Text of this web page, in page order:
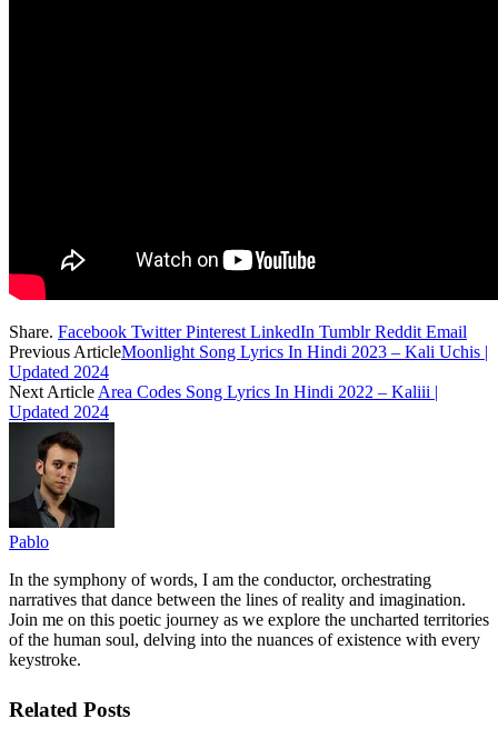
Share. Facebook Twitter Pinterest LinkedIn Tumblr Reddit Email
Previous ArticleMoonlight Song Lyrics In Hindi 2023 – Kali Uchis |
Updated 2024
Next Article Area Codes Song Lyrics In Hindi 2022 – Kaliii |
Updated 2024
Pablo
In the symphony of words, I am the conductor, orchestrating
narratives that dance between the lines of reality and imagination.
Join me on this poetic journey as we explore the uncharted territories
of the human soul, delving into the nuances of existence with every
keystroke.
Related Posts